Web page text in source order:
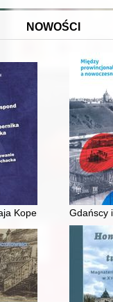
NOWOŚCI
Kopernika z roduGdańscy